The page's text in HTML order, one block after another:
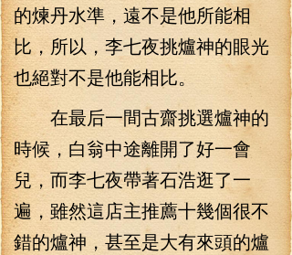
的煉丹水準，遠不是他所能相
比，所以，李七夜挑爐神的眼光
也絕對不是他能相比。
在最后一間古齋挑選爐神的
時候，白翁中途離開了好一會
兒，而李七夜帶著石浩逛了一
遍，雖然這店主推薦十幾個很不
錯的爐神，甚至是大有來頭的爐